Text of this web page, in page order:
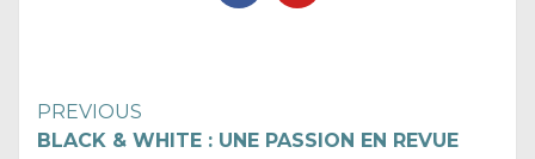
Continue
PREVIOUS
BLACK & WHITE : UNE PASSION EN REVUE